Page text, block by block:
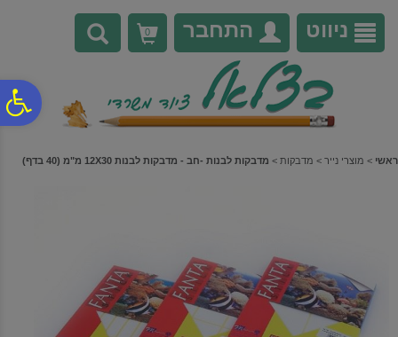
נגישות
אתר
המרכזי
ניווט התחבר 0
ראשי > מוצרי נייר > מדבקות > מדבקות לבנות -חב - מדבקות לבנות 12X30 מ"מ (40 בדף)